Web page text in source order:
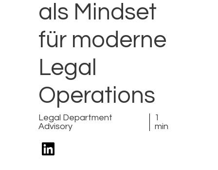
als Mindset
für moderne
Legal
Operations
Legal Department
Advisory
1
min